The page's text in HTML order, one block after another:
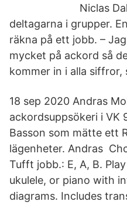
Niclas
deltagarna i grupper.
räkna på ett jobb. –
mycket på ackord så
kommer in i alla siffror,
18 sep 2020 Andras
ackordsuppsökeri i VK
Basson som mätte ett
lägenheter. Andras
Tufft jobb.: E, A, B.
ukulele, or piano with
diagrams. Includes